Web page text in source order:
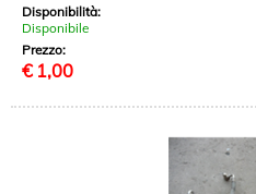
Disponibilità:
Disponibile
Prezzo:
€ 1,00